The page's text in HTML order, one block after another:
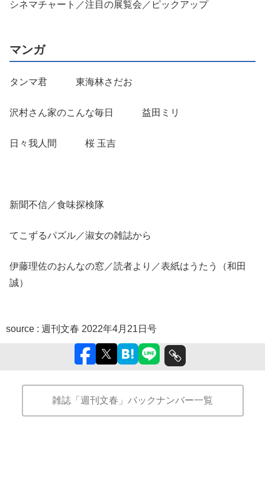
シネマチャート／注目の展覧会／ピックアップ
マンガ
タンマ君 東海林さだお
沢村さん家のこんな毎日 益田ミリ
日々我人間 桜 玉吉
新聞不信／食味探検隊
てこずるパズル／淑女の雑誌から
伊藤理佐のおんなの窓／読者より／表紙はうたう（和田
誠）
source : 週刊文春 2022年4月21日号
雑誌「週刊文春」バックナンバー一覧